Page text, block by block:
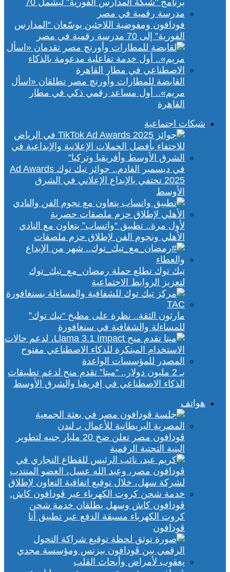
فودافون ومفوضية اللاجئين يوسّعان “المدارس
الفورية” إلى 70 مدرسة رقمية في مصر
القابضة للمطارات وأورنچ مصر تطلقان «اسأل
مريم».. أول مساعد رقمي ذكي في مطار
القاهرة
شبكات اجتماعية
في ديسمبر القادم.. جوائز تيك توك Ad Awards
2025 تحتفي بالإبداع الإعلاني في الشرق
الأوسط
لأول مرة.. تطبيق “واتساب” يتعاون مع النادي
الأهلي ونجوم الفن لإطلاق حزم ملصقات
تيك توك تطلع حملة رمضان_مع_تيك_توك
لتعزيز الروابط الاجتماعية
مارثون الثقة.. نظرة على مطبخ “تيك توك”
للمساءلة والشفافية في سنغافورة
بـ 2 مليون دولار.. “ميتا” تقدم منح لدعم تطبيقات
الذكاء الاصطناعي في إفريقيا والشرق الأوسط
هواتف
ڤودافون مصر تعلن ضخ 20 مليار جنيه لتطوير
البنية التحتية الرقمية
ڤودافون كاش وسهل يطلقان خدمة شحن
كروت الكهرباء مسبقة الدفع عبر تطبيق أنا
ڤودافون